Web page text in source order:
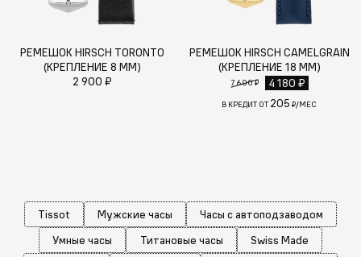
РЕМЕШОК HIRSCH TORONTO
(КРЕПЛЕНИЕ 8 ММ)
2 900 ₽
РЕМЕШОК HIRSCH CAMELGRAIN
(КРЕПЛЕНИЕ 18 ММ)
7 600 ₽ 4 180 ₽
В КРЕДИТ ОТ 205 ₽/МЕС
Tissot Мужские часы
Часы с автоподзаводом
Умные часы
Титановые часы
Swiss Made